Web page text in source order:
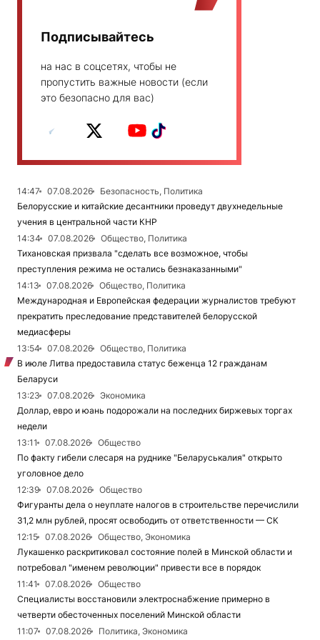
Подписывайтесь
на нас в соцсетях, чтобы не
пропустить важные новости (если
это безопасно для вас)
14:47 07.08.2026
Безопасность, Политика
Белорусские и китайские десантники проведут двухнедельные
учения в центральной части КНР
14:34
07.08.2026
Общество, Политика
Тихановская призвала "сделать все возможное, чтобы
преступления режима не остались безнаказанными"
14:13
07.08.2026
Общество, Политика
Международная и Европейская федерации журналистов требуют
прекратить преследование представителей белорусской
медиасферы
13:54
07.08.2026
Общество, Политика
В июле Литва предоставила статус беженца 12 гражданам
Беларуси
13:23
07.08.2026
Экономика
Доллар, евро и юань подорожали на последних биржевых торгах
недели
13:11
07.08.2026
Общество
По факту гибели слесаря на руднике "Беларуськалия" открыто
уголовное дело
12:39
07.08.2026
Общество
Фигуранты дела о неуплате налогов в строительстве перечислили
31,2 млн рублей, просят освободить от ответственности — СК
12:15
07.08.2026
Общество, Экономика
Лукашенко раскритиковал состояние полей в Минской области и
потребовал "именем революции" привести все в порядок
11:41
07.08.2026
Общество
Специалисты восстановили электроснабжение примерно в
четверти обесточенных поселений Минской области
11:07
07.08.2026
Политика, Экономика